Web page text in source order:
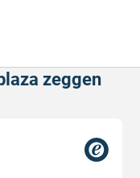
zeggen